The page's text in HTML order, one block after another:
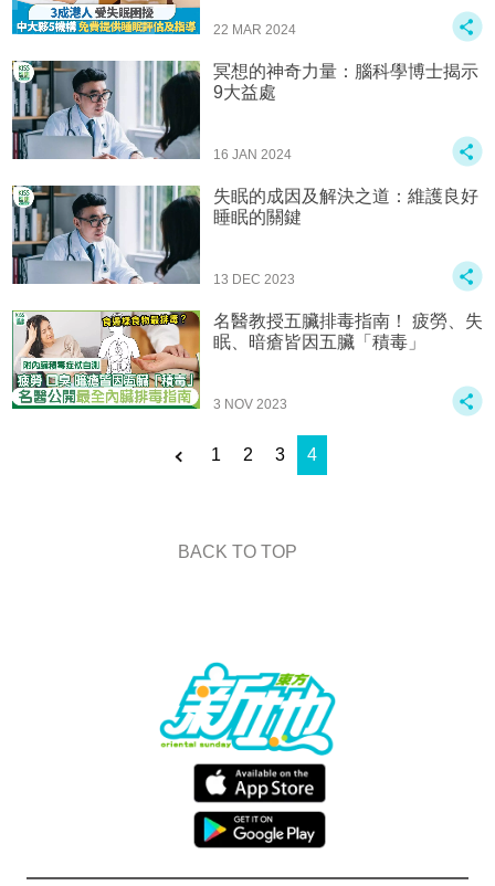
22 MAR 2024
冥想的神奇力量：腦科學博士揭示
9大益處
16 JAN 2024
失眠的成因及解決之道：維護良好
睡眠的關鍵
13 DEC 2023
名醫教授五臟排毒指南！ 疲勞、失
眠、暗瘡皆因五臟「積毒」
3 NOV 2023
1 2 3 4
BACK TO TOP